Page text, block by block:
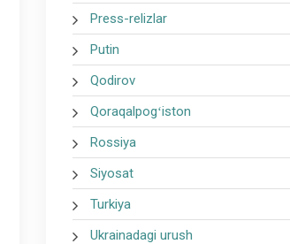
Press-relizlar
Putin
Qodirov
Qoraqalpogʻiston
Rossiya
Siyosat
Turkiya
Ukrainadagi urush